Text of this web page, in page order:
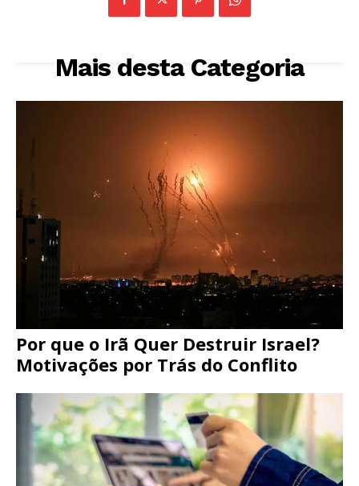
Mais desta Categoria
Por que o Irã Quer Destruir Israel?
Motivações por Trás do Conflito